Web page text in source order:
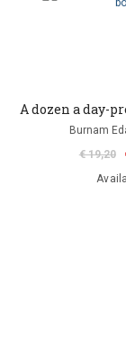
A dozen a day-
Burnam
€ 19,20